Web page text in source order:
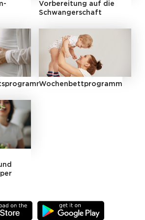
Vorbereitung auf die
Schwangerschaft
Wochenbettprogramm